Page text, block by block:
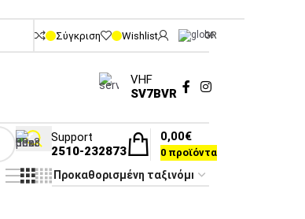
Σύγκριση Wishlist GR
VHF
SV7BVR
Support
2510-232873
0 προϊόντα
0,00€